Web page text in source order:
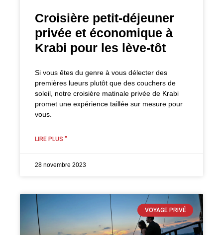
Croisière petit-déjeuner
privée et économique à
Krabi pour les lève-tôt
Si vous êtes du genre à vous délecter des
premières lueurs plutôt que des couchers de
soleil, notre croisière matinale privée de Krabi
promet une expérience taillée sur mesure pour
vous.
LIRE PLUS "
28 novembre 2023
VOYAGE PRIVÉ